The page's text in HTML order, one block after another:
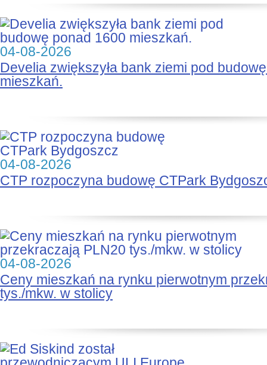
04-08-2026
Develia zwiększyła bank ziemi pod
mieszkań.
04-08-2026
CTP rozpoczyna budowę CTPark
04-08-2026
Ceny mieszkań na rynku pierwotnym
tys./mkw. w stolicy